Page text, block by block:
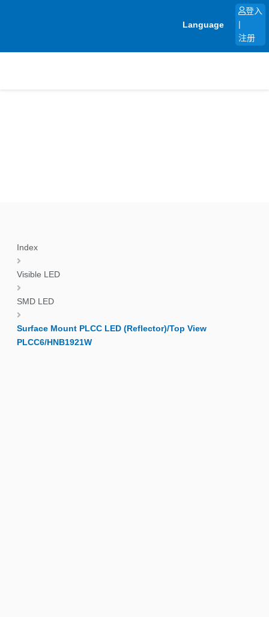
Language
登入
注册
Index
Visible LED
SMD LED
Surface Mount PLCC LED (Reflector)/Top View
PLCC6/HNB1921W